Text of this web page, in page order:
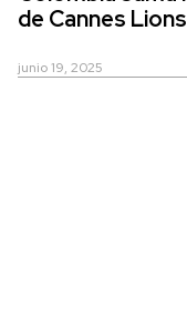
de Cannes Lions
junio 19, 2025